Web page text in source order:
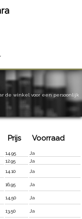
de winkel voor een persoonlijk
Prijs Voorraad
14.95
Ja
12.95
Ja
14.10
Ja
16,95
Ja
14,50
Ja
13,50
Ja